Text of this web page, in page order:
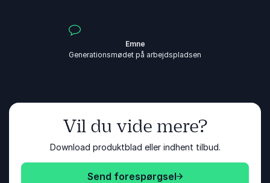
Emne
Generationsmødet på arbejdspladsen
Vil du vide mere?
Download produktblad eller indhent tilbud.
Send forespørgsel